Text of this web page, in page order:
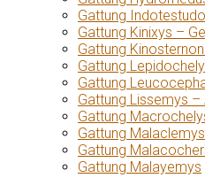
Gattung
Gattung Kinixys –
Gattung
Gattung
Gattung
Gattung Lissemys
Gattung
Gattung Malaclemys
Gattung
Gattung Malayemys